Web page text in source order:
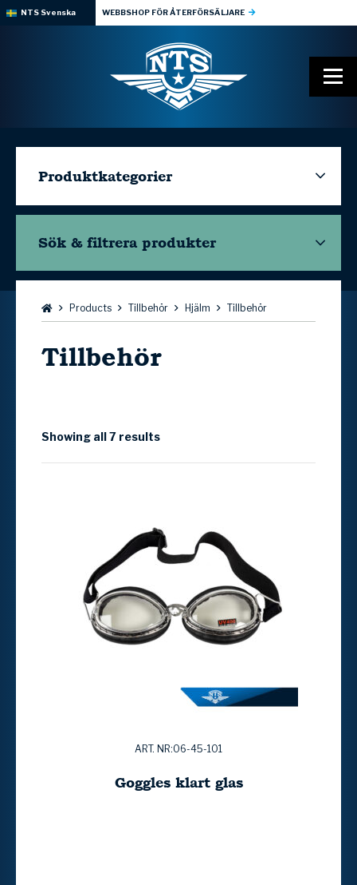
NTS Svenska WEBBSHOP FÖR ÅTERFÖRSÄLJARE
Produktkategorier
Sök & filtrera produkter
Bläddra:Products Tillbehör Hjälm Tillbehör
Tillbehör
Showing all 7 results
ART. NR:06-45-101
Goggles klart glas